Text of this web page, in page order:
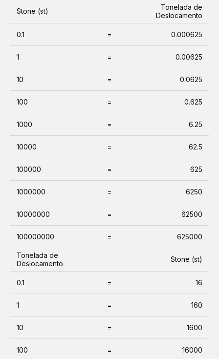
Stone (st)
Tonelada de
Deslocamento
0.1 = 0.000625
1 = 0.00625
10 = 0.0625
100 = 0.625
1000 = 6.25
10000 = 62.5
100000 = 625
1000000 = 6250
10000000 = 62500
100000000 = 625000
Tonelada de
Deslocamento
Stone (st)
0.1 = 16
1 = 160
10 = 1600
100 = 16000